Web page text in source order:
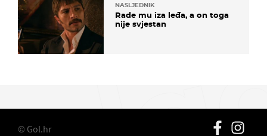
NASLJEDNIK
Rade mu iza leđa, a on toga
nije svjestan
© Gol.hr